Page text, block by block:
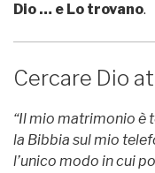
Dio … e Lo trovano.
Cercare Dio
“Il mio matrimonio è
la Bibbia sul mio
l’unico modo in cui